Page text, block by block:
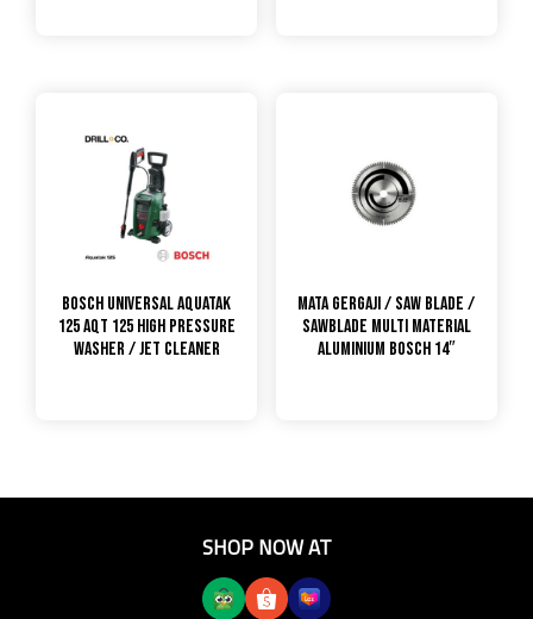
Bosch Universal Aquatak
125 AQT 125 High Pressure
Washer / Jet Cleaner
Mata Gergaji / Saw Blade /
Sawblade Multi Material
Aluminium Bosch 14″
SHOP NOW AT